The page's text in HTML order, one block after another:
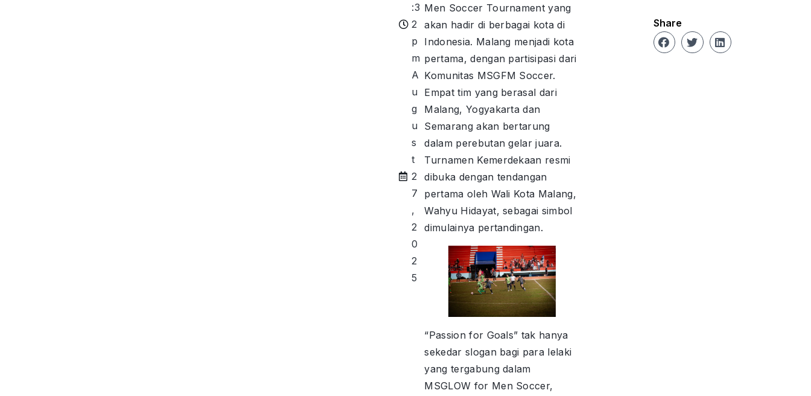
:3
2
p
m
A
u
g
u
s
t
2
7
,
2
0
2
5
Men Soccer Tournament yang
akan hadir di berbagai kota di
Indonesia. Malang menjadi kota
pertama, dengan partisipasi dari
Komunitas MSGFM Soccer.
Empat tim yang berasal dari
Malang, Yogyakarta dan
Semarang akan bertarung
dalam perebutan gelar juara.
Turnamen Kemerdekaan resmi
dibuka dengan tendangan
pertama oleh Wali Kota Malang,
Wahyu Hidayat, sebagai simbol
dimulainya pertandingan.
“Passion for Goals” tak hanya
sekedar slogan bagi para lelaki
yang tergabung dalam
MSGLOW for Men Soccer,
Share